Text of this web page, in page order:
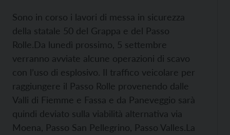
Sono in corso i lavori di messa in sicurezza
della statale 50 del Grappa e del Passo
Rolle.Da lunedì prossimo, 5 settembre
verranno avviate alcune operazioni di scavo
con l’uso di esplosivo. Il traffico veicolare per
raggiungere il Passo Rolle provenendo dalle
Valli di Fiemme e Fassa e da Paneveggio sarà
quindi deviato sulla viabilità alternativa via
Moena, Passo San Pellegrino, Passo Valles.La